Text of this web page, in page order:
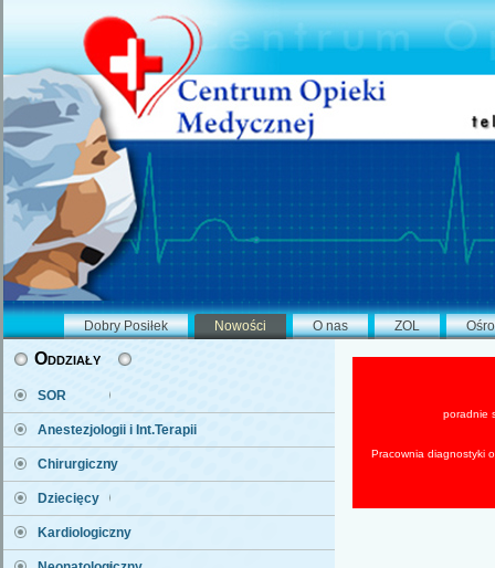
Dobry Posiłek Nowości O nas ZOL
Oddziały
SOR
Anestezjologii i Int.Terapii
Chirurgiczny
Dziecięcy
Kardiologiczny
poradnie
Pracownia diagnostyki